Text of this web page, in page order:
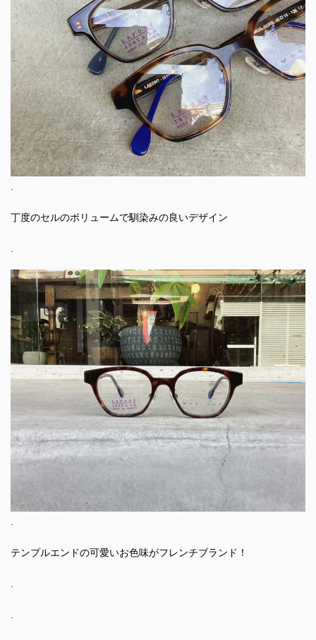
.
丁度のセルのボリュームで馴染みの良いデザイン
.
.
テンプルエンドの可愛いお色味がフレンチブランド！
.
.